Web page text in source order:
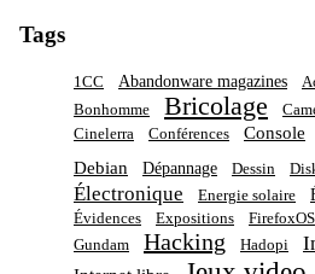
Tags
1CC Abandonware magazines
Bonhomme
Bricolage
Cinelerra
Conférences Console
Debian Dépannage Dessin
Électronique Energie solaire
Évidences
Expositions FirefoxOS
Gundam
Hacking Hadopi